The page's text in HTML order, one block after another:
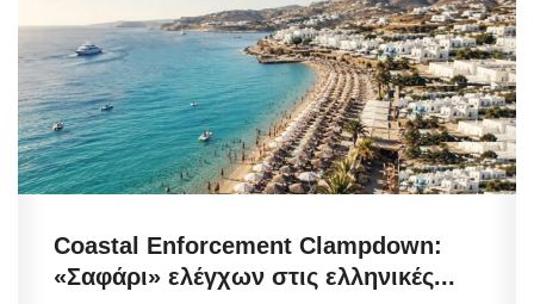
Coastal Enforcement Clampdown:
«Σαφάρι» ελέγχων στις ελληνικές...